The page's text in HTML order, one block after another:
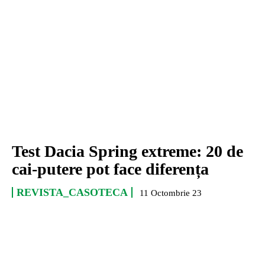
Test Dacia Spring extreme: 20 de
cai-putere pot face diferența
REVISTA_CASOTECA 11 Octombrie 23